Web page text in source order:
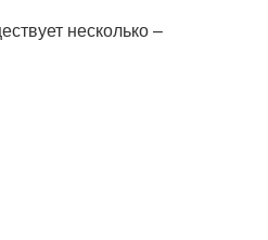
несколько –